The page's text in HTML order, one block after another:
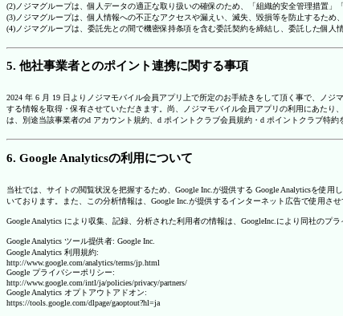
(2)ノジマグループは、個人データの適正な取り扱いの確保のため、「組織的安全管理措置
(3)ノジマグループは、個人情報への不正なアクセスや漏えい、滅失、毀損等を防止するため
(4)ノジマグループは、委託先との間で機密保持条項を含む委託契約を締結し、委託した個
5. 他社事業者とのポイント連携に関する事項
2024 年 6 月 19 日よりノジマモバイル会員アプリ上で所定のお手続きをして頂く事で、ノ
する情報を取得・保有させていただきます。尚、ノジマモバイル会員アプリの利用にあた
は、別途当該事業者のd アカウント規約、d ポイントクラブ会員規約・d ポイントクラブ特
6. Google Analyticsの利用について
当社では、サイトの閲覧状況を把握するため、Google Inc.が提供する Google Analyticsを使
いております。また、この分析情報は、Google Inc.が提供するインターネット広告で使用させ
Google Analytics により収集、記録、分析された利用者の情報は、GoogleInc.により同社のプ
Google Analytics ツール提供者: Google Inc.
Google Analytics 利用規約:
http://www.google.com/analytics/terms/jp.html
Google プライバシーポリシー:
http://www.google.com/intl/ja/policies/privacy/partners/
Google Analytics オプトアウトアドオン:
https://tools.google.com/dlpage/gaoptout?hl=ja